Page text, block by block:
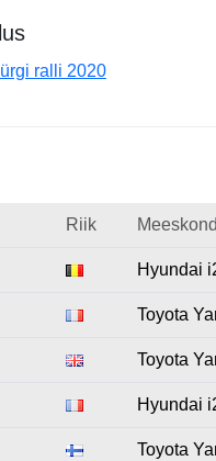
ralli 2020
Riik Meeskond
Hyundai
Toyota
Toyota
Hyundai
Toyota